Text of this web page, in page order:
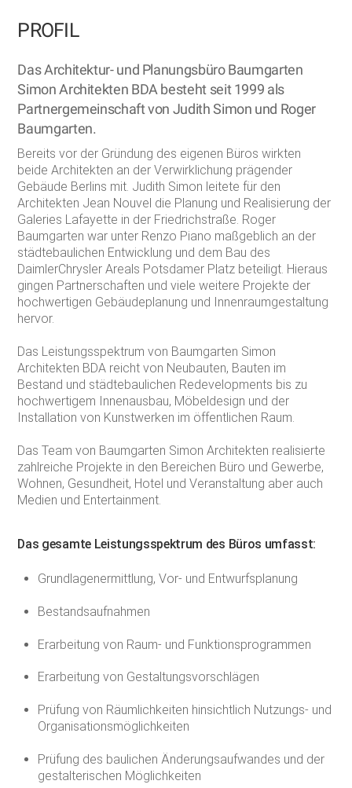
PROFIL
Das Architektur- und Planungsbüro Baumgarten
Simon Architekten BDA besteht seit 1999 als
Partnergemeinschaft von Judith Simon und Roger
Baumgarten.
Bereits vor der Gründung des eigenen Büros wirkten
beide Architekten an der Verwirklichung prägender
Gebäude Berlins mit. Judith Simon leitete für den
Architekten Jean Nouvel die Planung und Realisierung der
Galeries Lafayette in der Friedrichstraße. Roger
Baumgarten war unter Renzo Piano maßgeblich an der
städtebaulichen Entwicklung und dem Bau des
DaimlerChrysler Areals Potsdamer Platz beteiligt. Hieraus
gingen Partnerschaften und viele weitere Projekte der
hochwertigen Gebäudeplanung und Innenraumgestaltung
hervor.
Das Leistungsspektrum von Baumgarten Simon
Architekten BDA reicht von Neubauten, Bauten im
Bestand und städtebaulichen Redevelopments bis zu
hochwertigem Innenausbau, Möbeldesign und der
Installation von Kunstwerken im öffentlichen Raum.
Das Team von Baumgarten Simon Architekten realisierte
zahlreiche Projekte in den Bereichen Büro und Gewerbe,
Wohnen, Gesundheit, Hotel und Veranstaltung aber auch
Medien und Entertainment.
Das gesamte Leistungsspektrum des Büros umfasst:
Grundlagenermittlung, Vor- und Entwurfsplanung
Bestandsaufnahmen
Erarbeitung von Raum- und Funktionsprogrammen
Erarbeitung von Gestaltungsvorschlägen
Prüfung von Räumlichkeiten hinsichtlich Nutzungs- und
Organisationsmöglichkeiten
Prüfung des baulichen Änderungsaufwandes und der
gestalterischen Möglichkeiten